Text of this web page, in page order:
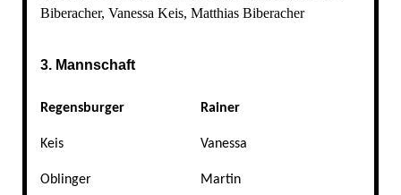
Biberacher, Vanessa Keis, Matthias Biberacher
3. Mannschaft
Regensburger Rainer
Keis Vanessa
Oblinger Martin